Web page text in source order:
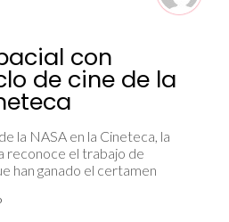
con
de cine de la
la NASA en la Cineteca, la
reconoce el trabajo de
han ganado el certamen